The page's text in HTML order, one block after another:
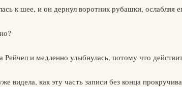
к шее, и он дернул воротник рубашки, ослабляя
Рейчел и медленно улыбнулась, потому что
видела, как эту часть записи без конца